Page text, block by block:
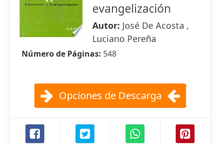
evangelización
Autor: José De Acosta ,
Luciano Pereña
Número de Páginas: 548
Opciones de Descarga